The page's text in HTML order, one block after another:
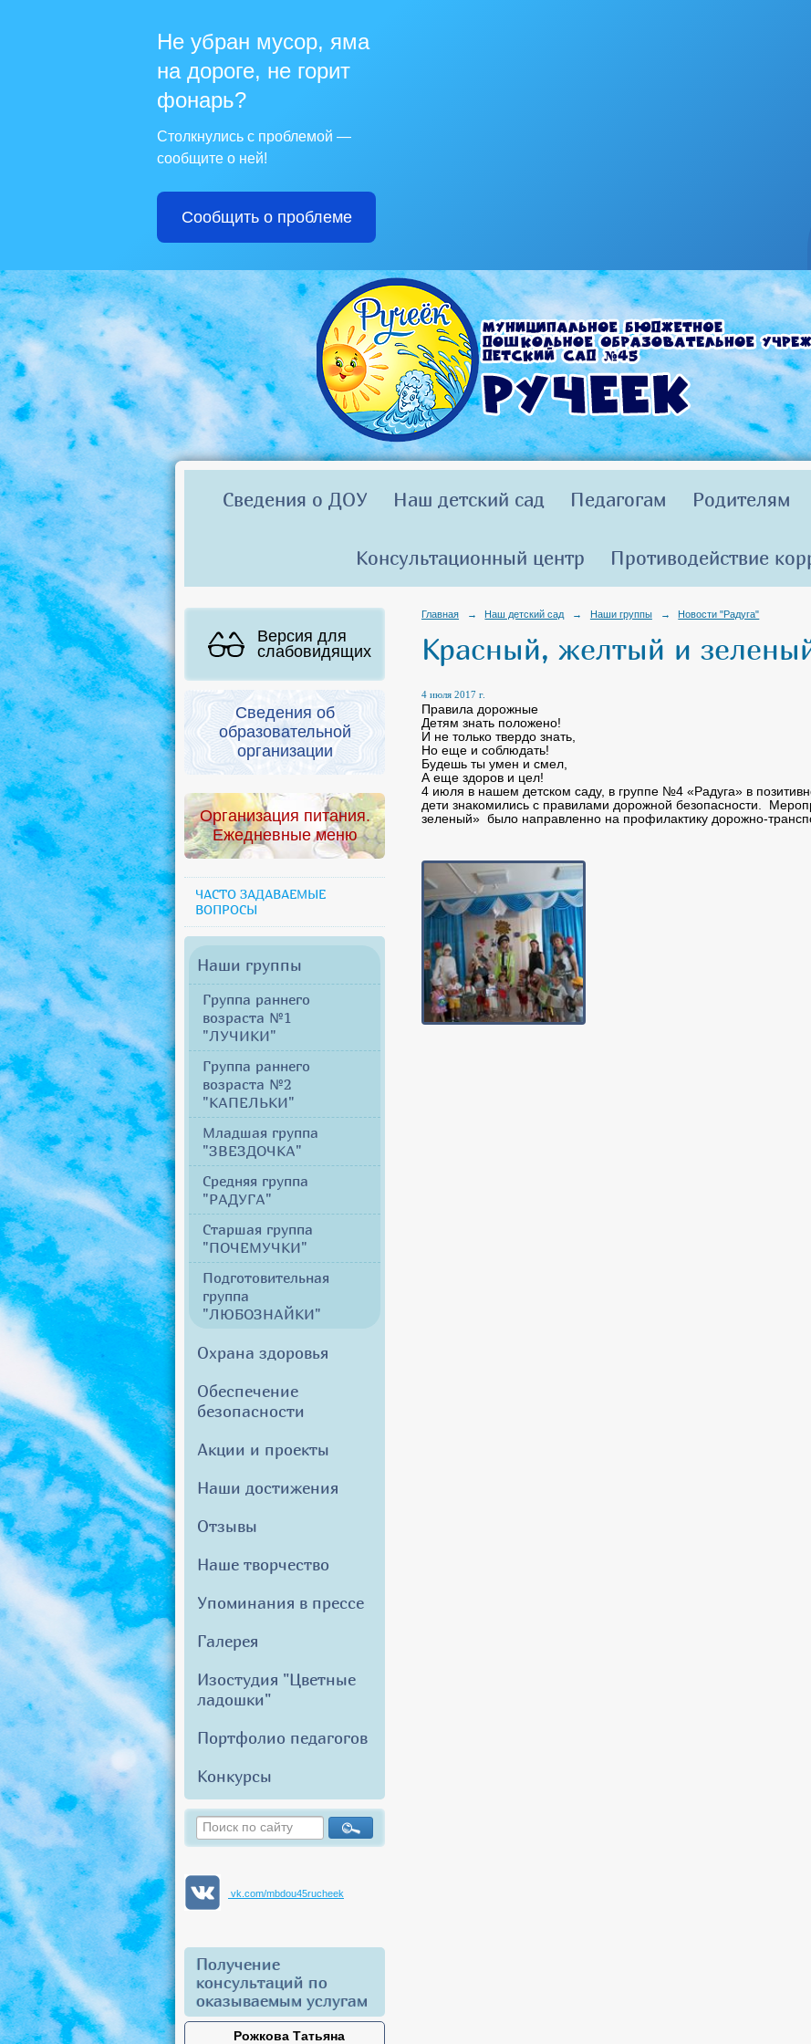
Не убран мусор, яма
на дороге, не горит
фонарь?
Столкнулись с проблемой —
сообщите о ней!
Сообщить о проблеме
Сведения о ДОУ Наш детский сад Педагогам Родителям
Консультационный центр Противодействие
Версия для
слабовидящих
Сведения об
образовательной
организации
Организация питания.
Ежедневные меню
ЧАСТО ЗАДАВАЕМЫЕ
ВОПРОСЫ
Наши группы
Группа раннего
возраста №1
"ЛУЧИКИ"
Группа раннего
возраста №2
"КАПЕЛЬКИ"
Младшая группа
"ЗВЕЗДОЧКА"
Средняя группа
"РАДУГА"
Старшая группа
"ПОЧЕМУЧКИ"
Подготовительная
группа
"ЛЮБОЗНАЙКИ"
Охрана здоровья
Обеспечение
безопасности
Акции и проекты
Наши достижения
Отзывы
Наше творчество
Упоминания в прессе
Галерея
Изостудия "Цветные
ладошки"
Портфолио педагогов
Конкурсы
vk.com/mbdou45rucheek
Получение
консультаций по
оказываемым услугам
Рожкова Татьяна
Главная → Наш детский сад → Наши группы → Новости "Радуга"
Красный, желтый и
4 июля 2017 г.
Правила дорожные
Детям знать положено!
И не только твердо знать,
Но еще и соблюдать!
Будешь ты умен и смел,
А еще здоров и цел!
4 июля в нашем детском саду, в группе №4 «Радуга» в
дети знакомились с правилами дорожной безопасности.
зеленый» было направленно на профилактику дорожно-